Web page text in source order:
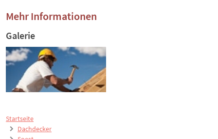
Startseite
Dachdecker
Mehr Informationen
Galerie